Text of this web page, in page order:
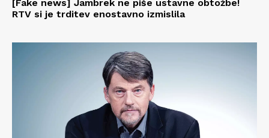
[Fake news] Jambrek ne piše ustavne obtožbe!
RTV si je trditev enostavno izmislila